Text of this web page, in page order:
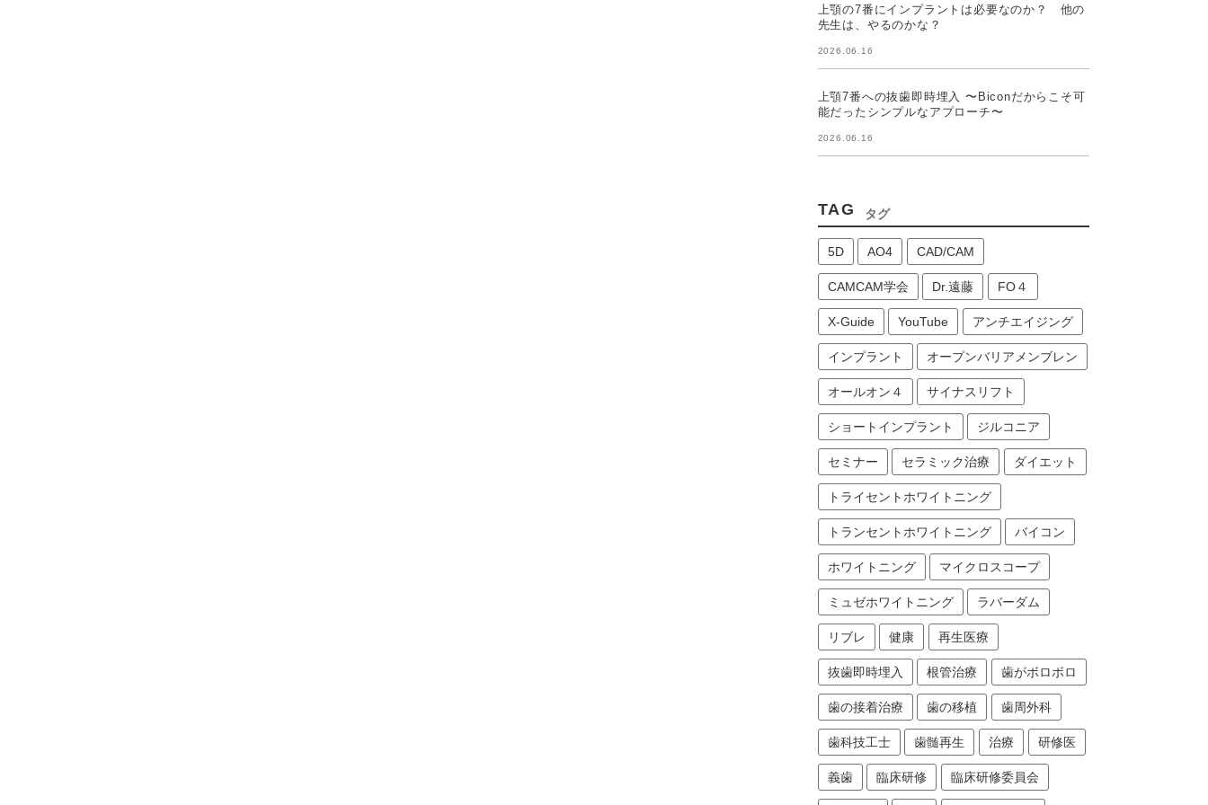
上顎の7番にインプラントは必要なのか？ 他の
先生は、やるのかな？
2026.06.16
上顎7番への抜歯即時埋入 〜Biconだからこそ可
能だったシンプルなアプローチ〜
2026.06.16
TAG タグ
5D AO4 CAD/CAM
CAMCAM学会 Dr.遠藤 FO４
X-Guide YouTube アンチエイジング
インプラント オープンバリアメンブレン
オールオン４ サイナスリフト
ショートインプラント ジルコニア
セミナー セラミック治療 ダイエット
トライセントホワイトニング
トランセントホワイトニング バイコン
ホワイトニング マイクロスコープ
ミュゼホワイトニング ラバーダム
リブレ 健康 再生医療
抜歯即時埋入 根管治療 歯がボロボロ
歯の接着治療 歯の移植 歯周外科
歯科技工士 歯髄再生 治療 研修医
義歯 臨床研修 臨床研修委員会